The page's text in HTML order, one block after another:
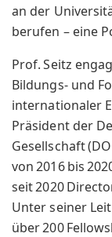
an der
berufen – eine
Prof. Seitz
Bildungs- und
internationaler
Präsident der
Gesellschaft
von 2016 bis
seit 2020
Unter seiner
über 200